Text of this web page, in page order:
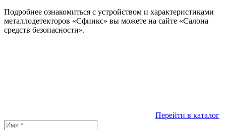
Подробнее ознакомиться с устройством и характеристиками
металлодетекторов «Сфинкс» вы можете на сайте «Салона
средств безопасности».
Перейти в каталог